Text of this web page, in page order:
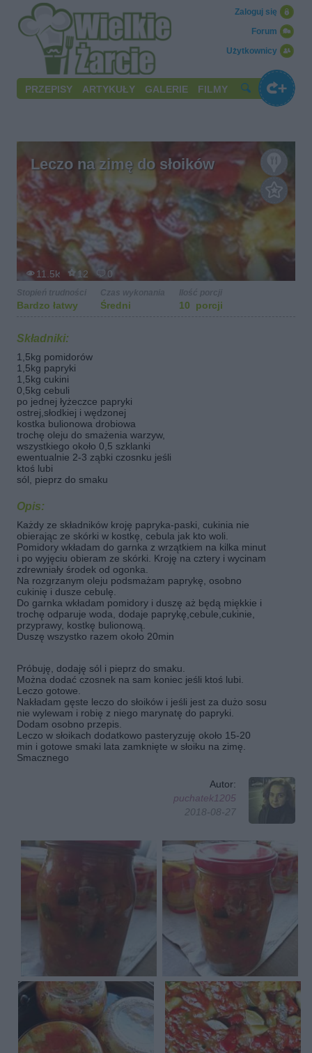
Użytkownicy
Forum
Zaloguj się
PRZEPISY ARTYKUŁY GALERIE FILMY
Leczo na zimę do słoików
11.5k 12 0
Bardzo łatwy Średni 10 porcji
Składniki:
1,5kg pomidorów
1,5kg papryki
1,5kg cukini
0,5kg cebuli
po jednej łyżeczce papryki
ostrej,słodkiej i wędzonej
kostka bulionowa drobiowa
trochę oleju do smażenia warzyw,
wszystkiego około 0,5 szklanki
ewentualnie 2-3 ząbki czosnku jeśli
ktoś lubi
sól, pieprz do smaku
Opis:
Każdy ze składników kroję papryka-paski, cukinia nie
obierając ze skórki w kostkę, cebula jak kto woli.
Pomidory wkładam do garnka z wrzątkiem na kilka minut
i po wyjęciu obieram ze skórki. Kroję na cztery i wycinam
zdrewniały środek od ogonka.
Na rozgrzanym oleju podsmażam paprykę, osobno
cukinię i dusze cebulę.
Do garnka wkładam pomidory i duszę aż będą miękkie i
trochę odparuje woda, dodaje paprykę,cebule,cukinie,
przyprawy, kostkę bulionową.
Duszę wszystko razem około 20min
Próbuję, dodaję sól i pieprz do smaku.
Można dodać czosnek na sam koniec jeśli ktoś lubi.
Leczo gotowe.
Nakładam gęste leczo do słoików i jeśli jest za dużo sosu
nie wylewam i robię z niego marynatę do papryki.
Dodam osobno przepis.
Leczo w słoikach dodatkowo pasteryzuję około 15-20
min i gotowe smaki lata zamknięte w słoiku na zimę.
Smacznego
Autor:
puchatek1205
2018-08-27